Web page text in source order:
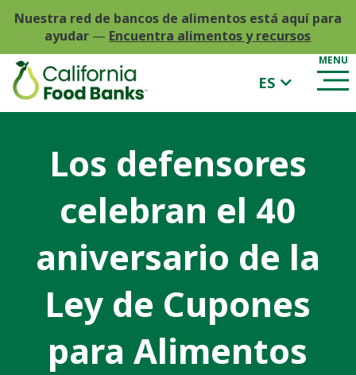
Nuestra red de bancos de alimentos está aquí para
ayudar — Encuentra alimentos y recursos
ES
Los defensores
celebran el 40
aniversario de la
Ley de Cupones
para Alimentos